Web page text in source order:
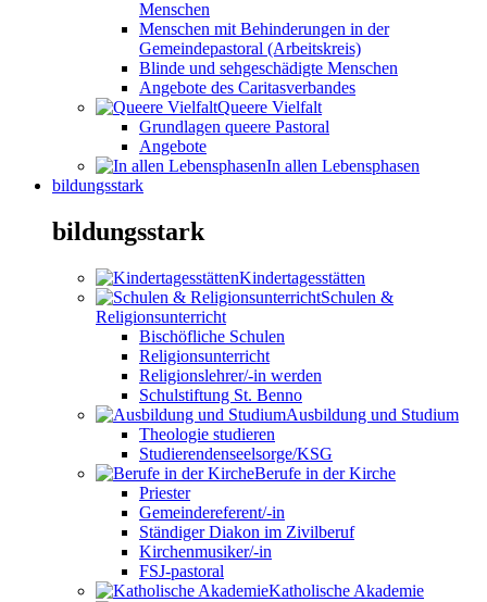
Menschen
Menschen mit Behinderungen in der
Gemeindepastoral (Arbeitskreis)
Blinde und sehgeschädigte Menschen
Angebote des Caritasverbandes
Queere Vielfalt
Grundlagen queere Pastoral
Angebote
In allen Lebensphasen
bildungsstark
bildungsstark
Kindertagesstätten
Schulen &
Religionsunterricht
Bischöfliche Schulen
Religionsunterricht
Religionslehrer/-in werden
Schulstiftung St. Benno
Ausbildung und Studium
Theologie studieren
Studierendenseelsorge/KSG
Berufe in der Kirche
Priester
Gemeindereferent/-in
Ständiger Diakon im Zivilberuf
Kirchenmusiker/-in
FSJ-pastoral
Katholische Akademie